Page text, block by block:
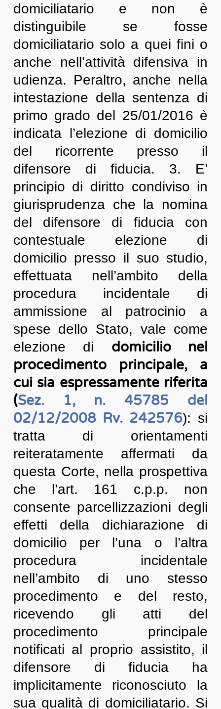
domiciliatario e non è
distinguibile se fosse
domiciliatario solo a quei fini o
anche nell’attività difensiva in
udienza. Peraltro, anche nella
intestazione della sentenza di
primo grado del 25/01/2016 è
indicata l’elezione di domicilio
del ricorrente presso il
difensore di fiducia. 3. E’
principio di diritto condiviso in
giurisprudenza che la nomina
del difensore di fiducia con
contestuale elezione di
domicilio presso il suo studio,
effettuata nell’ambito della
procedura incidentale di
ammissione al patrocinio a
spese dello Stato, vale come
elezione di domicilio nel
procedimento principale, a
cui sia espressamente riferita
(Sez. 1, n. 45785 del
02/12/2008 Rv. 242576): si
tratta di orientamenti
reiteratamente affermati da
questa Corte, nella prospettiva
che l’art. 161 c.p.p. non
consente parcellizzazioni degli
effetti della dichiarazione di
domicilio per l’una o l’altra
procedura incidentale
nell’ambito di uno stesso
procedimento e del resto,
ricevendo gli atti del
procedimento principale
notificati al proprio assistito, il
difensore di fiducia ha
implicitamente riconosciuto la
sua qualità di domiciliatario. Si